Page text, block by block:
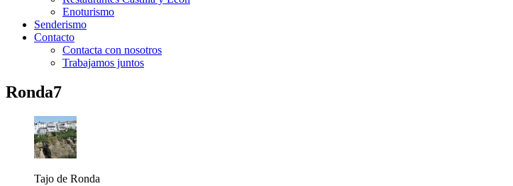
Enoturismo
Senderismo
Contacto
Contacta con nosotros
Trabajamos juntos
Ronda7
Tajo de Ronda